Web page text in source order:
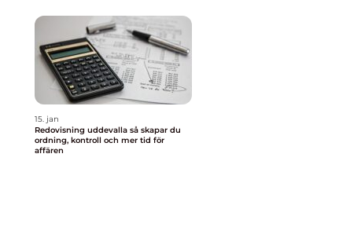
15. jan
Redovisning uddevalla så skapar du
ordning, kontroll och mer tid för
affären